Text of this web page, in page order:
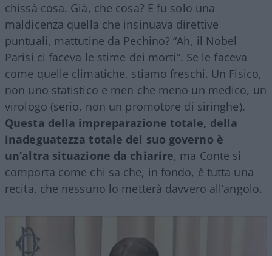
chissà cosa. Già, che cosa? E fu solo una
maldicenza quella che insinuava direttive
puntuali, mattutine da Pechino? “Ah, il Nobel
Parisi ci faceva le stime dei morti”. Se le faceva
come quelle climatiche, stiamo freschi. Un Fisico,
non uno statistico e men che meno un medico, un
virologo (serio, non un promotore di siringhe).
Questa della impreparazione totale, della
inadeguatezza totale del suo governo è
un’altra situazione da chiarire, ma Conte si
comporta come chi sa che, in fondo, è tutta una
recita, che nessuno lo metterà davvero all’angolo.